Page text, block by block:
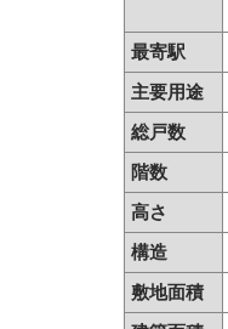
最寄駅
主要用途
総戸数
階数
高さ
構造
敷地面積